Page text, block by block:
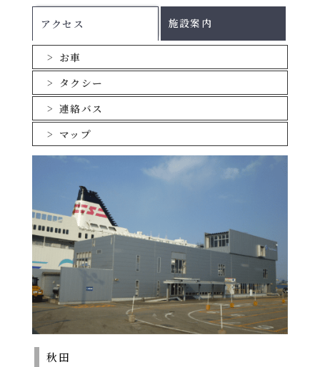
※
運航スケジュールが変則的になる場合がござ
います。
詳しい運航スケジュールにつきましては、配船
表を必ずご確認ください。
運航スケジュール
配船表
各運航日の船舶名はこちらをご確認ください。
2026年8月
2026年9月
2026年10月 PDF
2026年11月
PDFファイルをご覧になる
には、Adobe(R)Reader(TM)が必要です。
日、9月18日～26日
日、9
～26日
※以降の設定期間は後日ご案内いたします。
旅客運賃(おひとり様あたり)
船室 期間A 期間B 期間C
ツーリストB・
A
6,400円 6,800円 8,600円
らいらっく･ゆうか
ステートB 9,600円
デラックスB
13,000円 13,600円
16,200円
デラックスA
14,800円 15,400円
18,200円
スイート
30,500円 34,500円 35,500円
小学生は大人の半額です。
未就学児は大人1名につき1名添い寝でご利用いただけ
ます（無料）。
船席を確保する場合は小学生の運賃が必要です。
アクセス
お車
タクシー
連絡バス
マップ
施設案内
秋田